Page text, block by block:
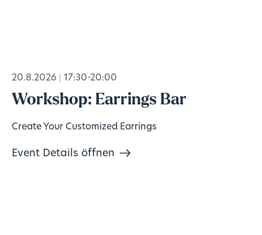
20.8.2026 17:30-20:00
Workshop: Earrings Bar
Create Your Customized Earrings
Event Details öffnen